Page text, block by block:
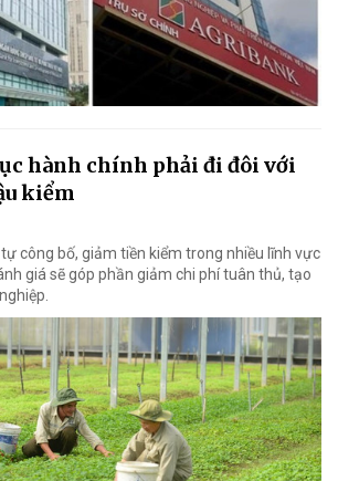
hành chính phải đi đôi với
kiểm
công bố, giảm tiền kiểm trong nhiều lĩnh vực
giá sẽ góp phần giảm chi phí tuân thủ, tạo